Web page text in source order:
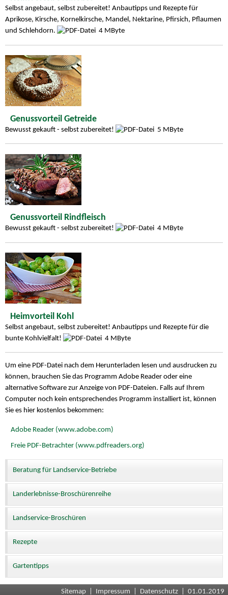
Selbst angebaut, selbst zubereitet! Anbautipps und Rezepte für
Aprikose, Kirsche, Kornelkirsche, Mandel, Nektarine, Pfirsich, Pflaumen
und Schlehdorn.
4 MByte
Genussvorteil Getreide
Bewusst gekauft - selbst zubereitet! 5 MByte
Genussvorteil Rindfleisch
Bewusst gekauft - selbst zubereitet! 4 MByte
Heimvorteil Kohl
Selbst angebaut, selbst zubereitet! Anbautipps und Rezepte für die
bunte Kohlvielfalt!
4 MByte
Um eine PDF-Datei nach dem Herunterladen lesen und ausdrucken zu
können, brauchen Sie das Programm Adobe Reader oder eine
alternative Software zur Anzeige von PDF-Dateien. Falls auf Ihrem
Computer noch kein entsprechendes Programm installiert ist, können
Sie es hier kostenlos bekommen:
Adobe Reader (www.adobe.com)
Freie PDF-Betrachter (www.pdfreaders.org)
Beratung für Landservice-Betriebe
Landerlebnisse-Broschürenreihe
Landservice-Broschüren
Rezepte
Gartentipps
Sitemap Impressum Datenschutz | 01.01.2019